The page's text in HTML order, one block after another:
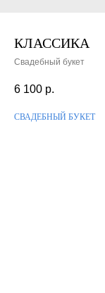
КЛАССИКА
Свадебный букет
6 100 р.
СВАДЕБНЫЙ БУКЕТ